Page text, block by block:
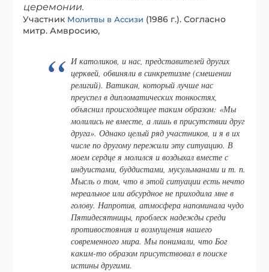
церемонии.
Участник Молитвы в Ассизи (1986 г.). Согласно
митр. Амвросию,
И католиков, и нас, представителей других
церквей, обвиняли в синкретизме (смешении
религий). Ватикан, который лучше нас
преуспел в дипломатических тонкостях,
объяснил происходящее таким образом: «Мы
молились не вместе, а лишь в присутствии друг
друга». Однако целый ряд участников, и я в их
числе по другому пережили эту ситуацию. В
моем сердце я молился и воздыхал вместе с
индуистами, буддистами, мусульманами и т. п.
Мысль о том, что в этой ситуации есть нечто
нереальное или абсурдное не приходила мне в
голову. Напротив, атмосфера напоминала чудо
Пятидесятницы, проблеск надежды среди
противостояния и возмущения нашего
современного мира. Мы понимали, что Бог
каким-то образом присутствовал в поиске
истины другими.